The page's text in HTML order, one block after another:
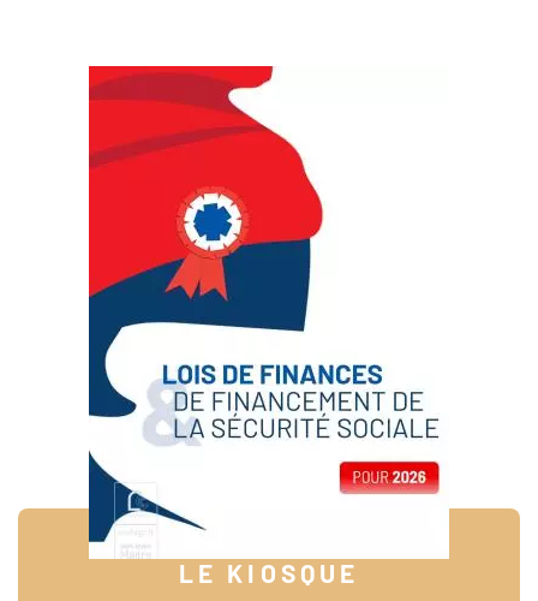
LE KIOSQUE